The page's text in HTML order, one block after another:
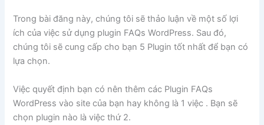
Trong bài đăng này, chúng tôi sẽ thảo luận về một số lợi
ích của việc sử dụng plugin FAQs WordPress. Sau đó,
chúng tôi sẽ cung cấp cho bạn 5 Plugin tốt nhất để bạn có
lựa chọn.
Việc quyết định bạn có nên thêm các Plugin FAQs
WordPress vào site của bạn hay không là 1 việc . Bạn sẽ
chọn plugin nào là việc thứ 2.